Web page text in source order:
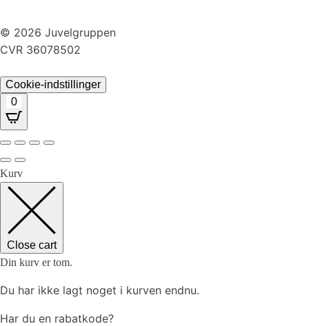
© 2026 Juvelgruppen
CVR 36078502
Cookie-indstillinger
0
Kurv
Close cart
Din kurv er tom.
Du har ikke lagt noget i kurven endnu.
Har du en rabatkode?